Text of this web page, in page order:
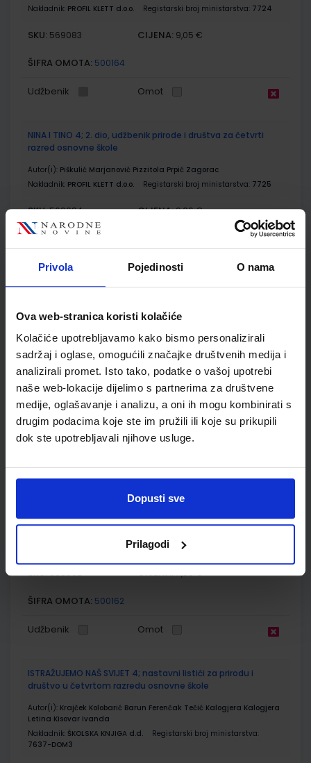
Privola Pojedinosti O nama
Ova web-stranica koristi kolačiće
Kolačiće upotrebljavamo kako bismo personalizirali
sadržaj i oglase, omogućili značajke društvenih medija i
analizirali promet. Isto tako, podatke o vašoj upotrebi
naše web-lokacije dijelimo s partnerima za društvene
medije, oglašavanje i analizu, a oni ih mogu kombinirati s
drugim podacima koje ste im pružili ili koje su prikupili
dok ste upotrebljavali njihove usluge.
Dopusti sve
Prilagodi
Nakladnik: PROFIL KLETT d.o.o. Registarski broj ministarstva: 7724
SKU: 569083 CIJENA: 9,05 €
ŠIFRA OMOTA: 500164
Udžbenik Omot
NINA I TINO 4; 2. dio, udžbenik prirode i društva za četvrti
razred osnovne škole
Autor(i): Piškulić Marjanović Pizzitola Prpić Zagorac
Nakladnik: PROFIL KLETT d.o.o. Registarski broj ministarstva: 7725
SKU:569084 CIJENA:9,06 €
ŠIFRA OMOTA: 500165
Udžbenik Omot
ISTRAŽUJEMO NAŠ SVIJET 4; udžbenik prirode i društva u
četvrtom razredu OŠ
Tamara Kisovar Ivanda Alena Letina Zdenko Braičić
Nakladnik:ŠKOLSKA KNJIGA d.d. Registarski broj ministarstva:7637
SKU:569091 CIJENA:18,11 €
ŠIFRA OMOTA: 500233
Udžbenik Omot
društvo u četvrtom razredu osnovne škole
Autor(i):Tamara Kisovar Ivanda Alena Letina Zdenko Braičić
SKU:569092 CIJENA:11,00 €
ŠIFRA OMOTA: 500162
Udžbenik Omot
ISTRAŽUJEMO NAŠ SVIJET 4; nastavni listići za prirodu i
društvo u četvrtom razredu osnovne škole
Autor(i): Krajček Kolobarić Barun Ferenčak Tečić Kalogjera Kalogjera
Letina Kisovar Ivanda
Nakladnik: ŠKOLSKA KNJIGA d.d.
Registarski broj ministarstva:
7637-DOM3